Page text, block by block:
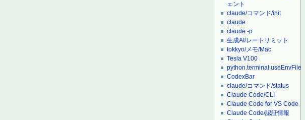
ェント
claude/コマンド/init
claude
claude -p
生成AI/レートリミット
tokkyo/メモ/Mac
Tesla V100
python.terminal.useEnvFile
CodexBar
claude/コマンド/status
Claude Code/CLI
Claude Code for VS Code
Claude Code/認証情報